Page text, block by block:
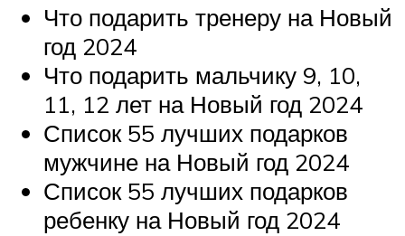
Что подарить тренеру на Новый
год 2024
Что подарить мальчику 9, 10,
11, 12 лет на Новый год 2024
Список 55 лучших подарков
мужчине на Новый год 2024
Список 55 лучших подарков
ребенку на Новый год 2024